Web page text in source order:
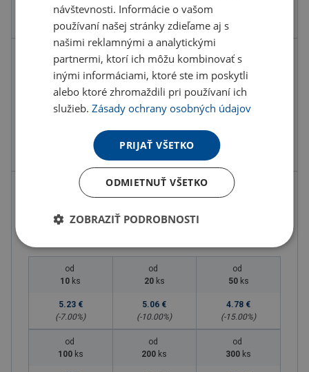
Kód produktu B1110600PD2
Materiál Bambus
od
10 ks
5.23 €
(-7.00%)
od
20 ks
5.06 €
(-10.00%)
od
50 ks
4.78 €
(-15.00%)
od
100 ks
od
200 ks
od
300 ks
návštevnosti. Informácie o vašom
používaní našej stránky zdieľame aj s
našimi reklamnými a analytickými
partnermi, ktorí ich môžu kombinovať s
inými informáciami, ktoré ste im poskytli
alebo ktoré zhromaždili pri používaní ich
služieb.Zásady ochrany osobných údajov
PRIJAŤ VŠETKO
ODMIETNUŤ VŠETKO
ZOBRAZIŤ PODROBNOSTI